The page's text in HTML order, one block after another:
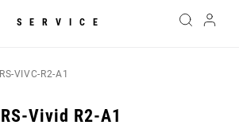
SERVICE
RS-VIVC-R2-A1
RS-Vivid R2-A1